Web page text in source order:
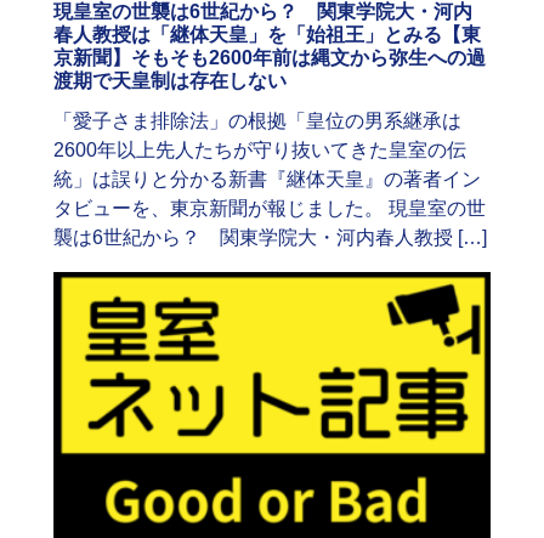
現皇室の世襲は6世紀から？ 関東学院大・河内
春人教授は「継体天皇」を「始祖王」とみる【東
京新聞】そもそも2600年前は縄文から弥生への過
渡期で天皇制は存在しない
「愛子さま排除法」の根拠「皇位の男系継承は
2600年以上先人たちが守り抜いてきた皇室の伝
統」は誤りと分かる新書『継体天皇』の著者イン
タビューを、東京新聞が報じました。 現皇室の世
襲は6世紀から？ 関東学院大・河内春人教授 […]